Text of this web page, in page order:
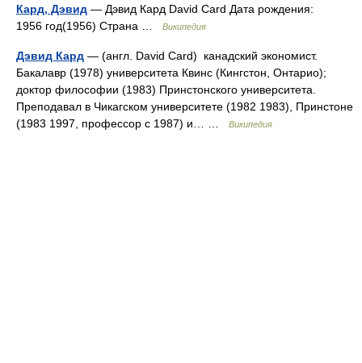
Кард, Дэвид — Дэвид Кард David Card Дата рождения:
1956 год(1956) Страна …
Википедия
Дэвид Кард — (англ. David Card) канадский экономист.
Бакалавр (1978) университета Квинс (Кингстон, Онтарио);
доктор философии (1983) Принстонского университета.
Преподавал в Чикагском университете (1982 1983), Принстоне
(1983 1997, профессор с 1987) и… …
Википедия